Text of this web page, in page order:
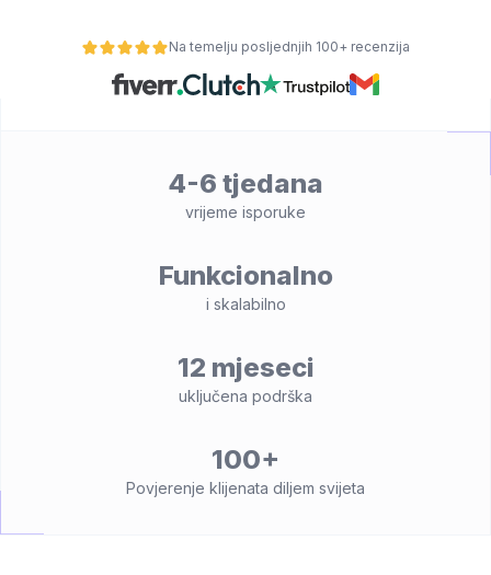
Na temelju posljednjih 100+ recenzija
4-6 tjedana
vrijeme isporuke
Funkcionalno
i skalabilno
12 mjeseci
uključena podrška
100+
Povjerenje klijenata diljem svijeta